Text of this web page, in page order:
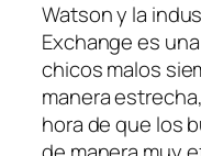
Watson y la
Exchange es
chicos malos
manera
hora de que los